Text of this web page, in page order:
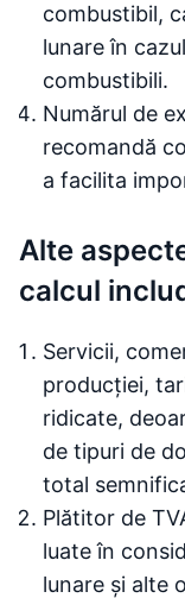
combustibil,
lunare în
combustibili.
Numărul de
recomandă
a facilita
Alte
calcul
Servicii,
producției,
ridicate,
de tipuri de
total
Plătitor de
luate în
lunare și alte